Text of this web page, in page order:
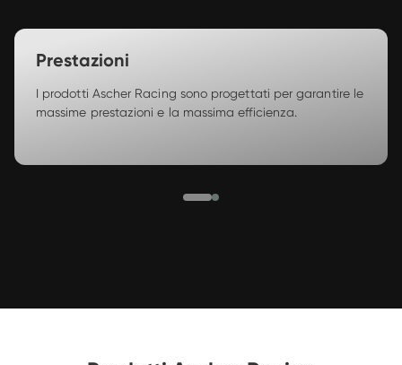
Prestazioni
I prodotti Ascher Racing sono progettati per garantire le
massime prestazioni e la massima efficienza.